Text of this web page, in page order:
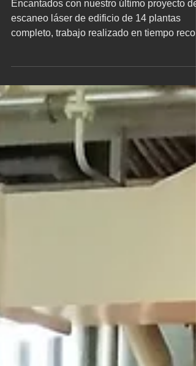
edificios completos
(digitalización)
Encantados con nuestro último proyecto de
completo, trabajo realizado en tiempo
de cinco...